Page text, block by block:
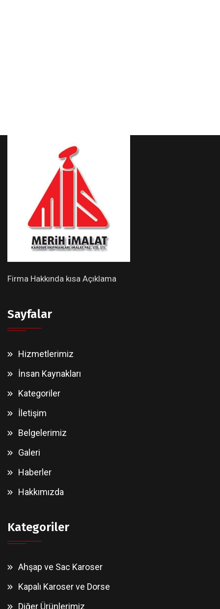
Firma Hakkında kısa Açıklama
Sayfalar
Hizmetlerimiz
İnsan Kaynakları
Kategoriler
İletişim
Belgelerimiz
Galeri
Haberler
Hakkımızda
Kategoriler
Ahşap ve Sac Karoser
Kapalı Karoser ve Dorse
Diğer Ürünlerimiz